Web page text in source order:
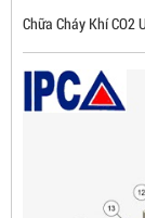
Chữa Cháy Khí CO2